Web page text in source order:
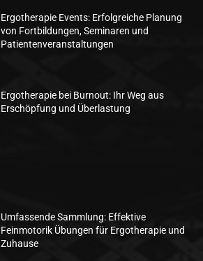
Ergotherapie Events: Erfolgreiche Planung
von Fortbildungen, Seminaren und
Patientenveranstaltungen
Ergotherapie bei Burnout: Ihr Weg aus
Erschöpfung und Überlastung
Umfassende Sammlung: Effektive
Feinmotorik Übungen für Ergotherapie und
Zuhause